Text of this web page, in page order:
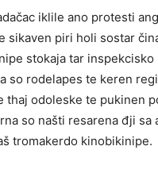
iklile ano protesti
sikaven piri holi sostar
stokaja tar inspekcisko
so rodelapes te keren
thaj odoleske te pukinen
so našti resarena đji sa
tromakerdo kinobikinipe.